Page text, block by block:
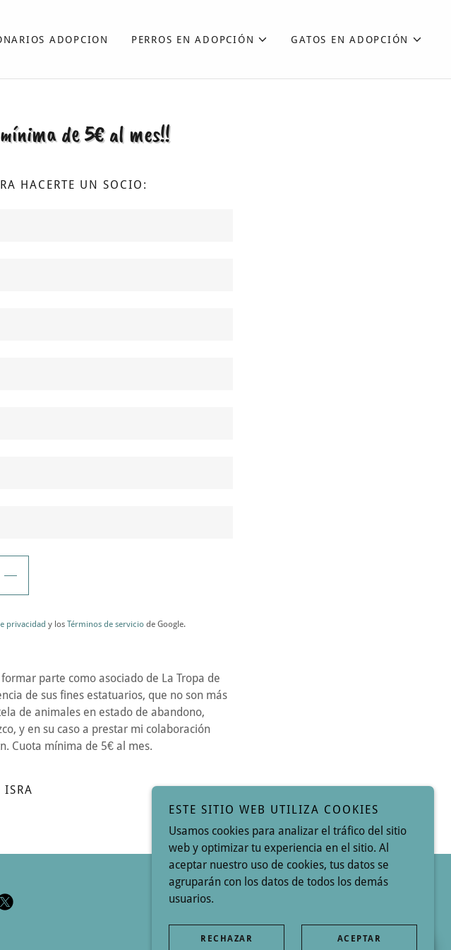
ADOPCION PERROS EN ADOPCIÓN GATOS EN ADOPCIÓN
de 5€ al mes!!
HACERTE UN SOCIO:
privacidad y los Términos de serviciode Google.
parte como asociado de La Tropa de
de sus fines estatuarios, que no son más
de animales en estado de abandono,
y en su caso a prestar mi colaboración
Cuota mínima de 5€ al mes.
ISRA
ESTE SITIO WEB UTILIZA COOKIES
Usamos cookies para analizar el tráfico del sitio
web y optimizar tu experiencia en el sitio. Al
aceptar nuestro uso de cookies, tus datos se
agruparán con los datos de todos los demás
usuarios.
RECHAZAR ACEPTAR